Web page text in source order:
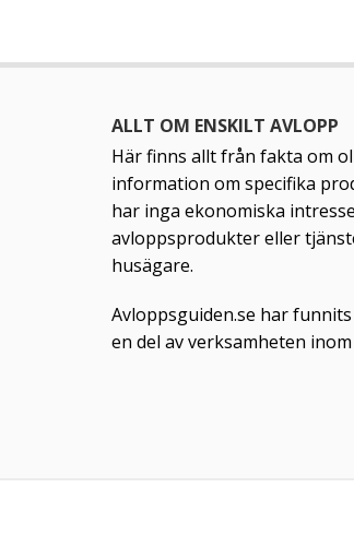
ALLT OM ENSKILT AVLOPP
Här finns allt från fakta om
information om specifika
har inga ekonomiska
avloppsprodukter eller
husägare.
Avloppsguiden.se har
en del av verksamheten inom